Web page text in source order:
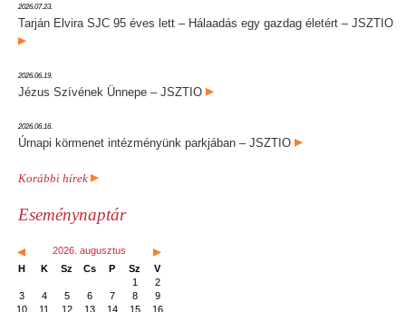
2026.07.23.
Tarján Elvira SJC 95 éves lett – Hálaadás egy gazdag életért – JSZTIO
2026.06.19.
Jézus Szívének Ünnepe – JSZTIO
2026.06.16.
Úrnapi körmenet intézményünk parkjában – JSZTIO
Korábbi hírek
Eseménynaptár
2026. augusztus
H
K Sz Cs P Sz
V
1
2
3
4 5 6 7 8
9
10
11 12 13 14 15 16